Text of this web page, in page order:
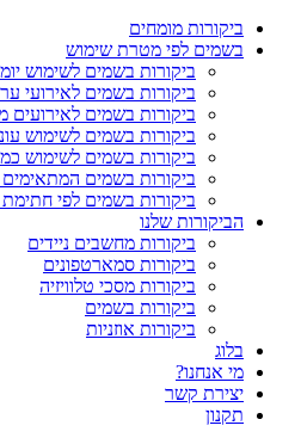
ביקורות מומחים
בשמים לפי מטרת שימוש
ביקורות בשמים לשימוש
ביקורות בשמים לאירועי
ביקורות בשמים לאירועים
ביקורות בשמים לשימוש
ביקורות בשמים לשימוש
ביקורות בשמים
ביקורות בשמים לפי חתימת
הביקורות שלנו
ביקורות מחשבים ניידים
ביקורות סמארטפונים
ביקורות מסכי טלוויזיה
ביקורות בשמים
ביקורות אוזניות
בלוג
מי אנחנו?
יצירת קשר
תקנון